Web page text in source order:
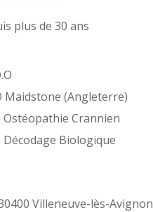
plus de 30 ans
Maidstone (Angleterre)
Ostéopathie Crannien
Biologique
Villeneuve-lès-Avignon